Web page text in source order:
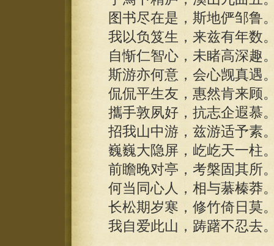
图书尽在是，斯地俨邹鲁
我以负笈生，来兹有年数
自惭仁智心，未睹高深趣
斯游亦何意，会心觊真遇
侃侃平生友，惠然肯来顾
攜手敦夙好，抗志企遐慕
招我山中游，兹游适予素
巍巍大隐屏，屹屹天一柱
前瞻晚对亭，考槃固其所
何当同心人，相与藄榛莽
长松期岁寒，修竹倚日莫
我自爱此山，踌躇不忍去